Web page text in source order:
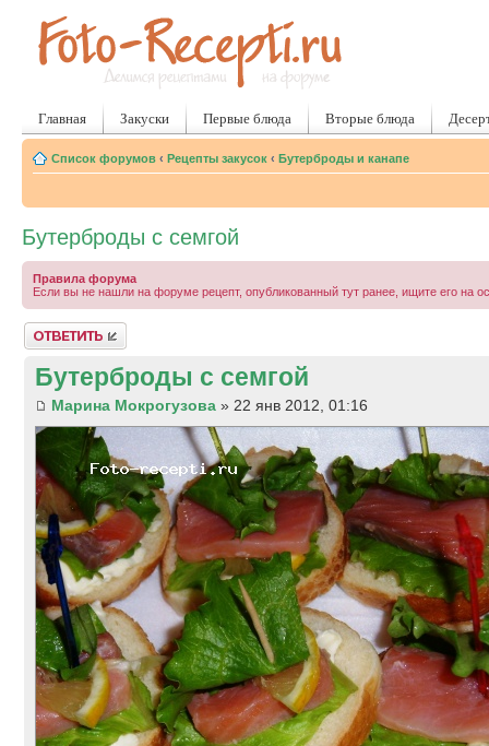
Главная Закуски Первые блюда Вторые блюда
Список форумов ‹ Рецепты закусок ‹ Бутерброды и канапе
Бутерброды с семгой
Правила форума
Если вы не нашли на форуме рецепт, опубликованный тут ранее, ищите его на
Ответить
Бутерброды с семгой
Марина Мокрогузова » 22 янв 2012, 01:16